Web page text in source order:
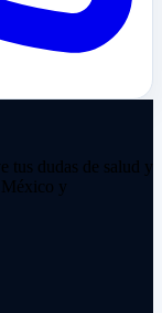
tus dudas de salud y
México y